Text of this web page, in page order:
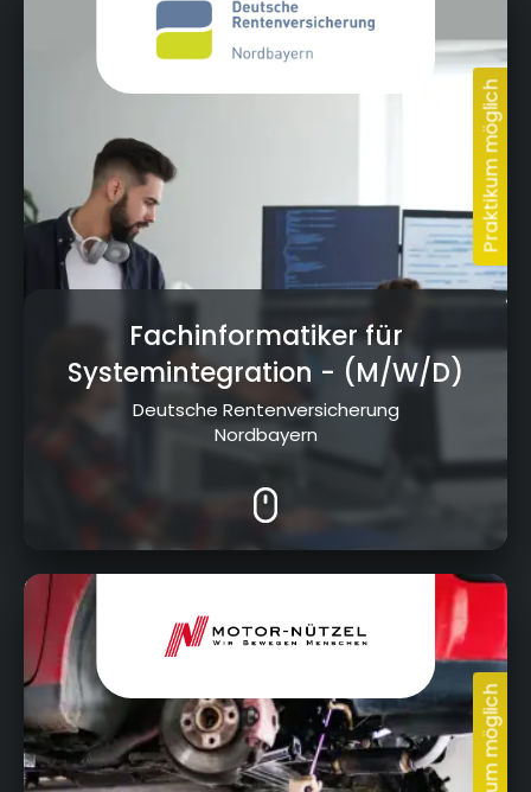
Fachinformatiker für
Systemintegration - (M/W/D)
Deutsche Rentenversicherung
Nordbayern
Nürnberger Str. 95, 95448 Bayreuth